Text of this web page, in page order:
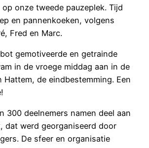
op onze tweede pauzeplek. Tijd
en pannenkoeken, volgens
Fred en Marc.
gemotiveerde en getrainde
in de vroege middag aan in de
Hattem, de eindbestemming. Een
300 deelnemers namen deel aan
dat werd georganiseerd door
De sfeer en organisatie